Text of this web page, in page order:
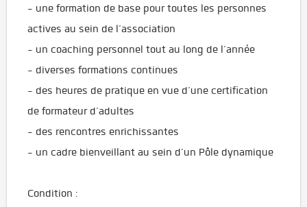
- une formation de base pour toutes les personnes
actives au sein de l’association
- un coaching personnel tout au long de l’année
- diverses formations continues
- des heures de pratique en vue d’une certification
de formateur d’adultes
- des rencontres enrichissantes
- un cadre bienveillant au sein d’un Pôle dynamique
Condition :